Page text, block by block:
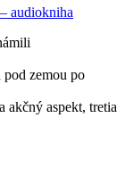
zemou po
akčný aspekt, tretia